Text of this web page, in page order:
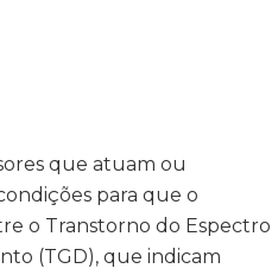
que atuam ou
para que o
o Transtorno do Espectro
(TGD), que indicam